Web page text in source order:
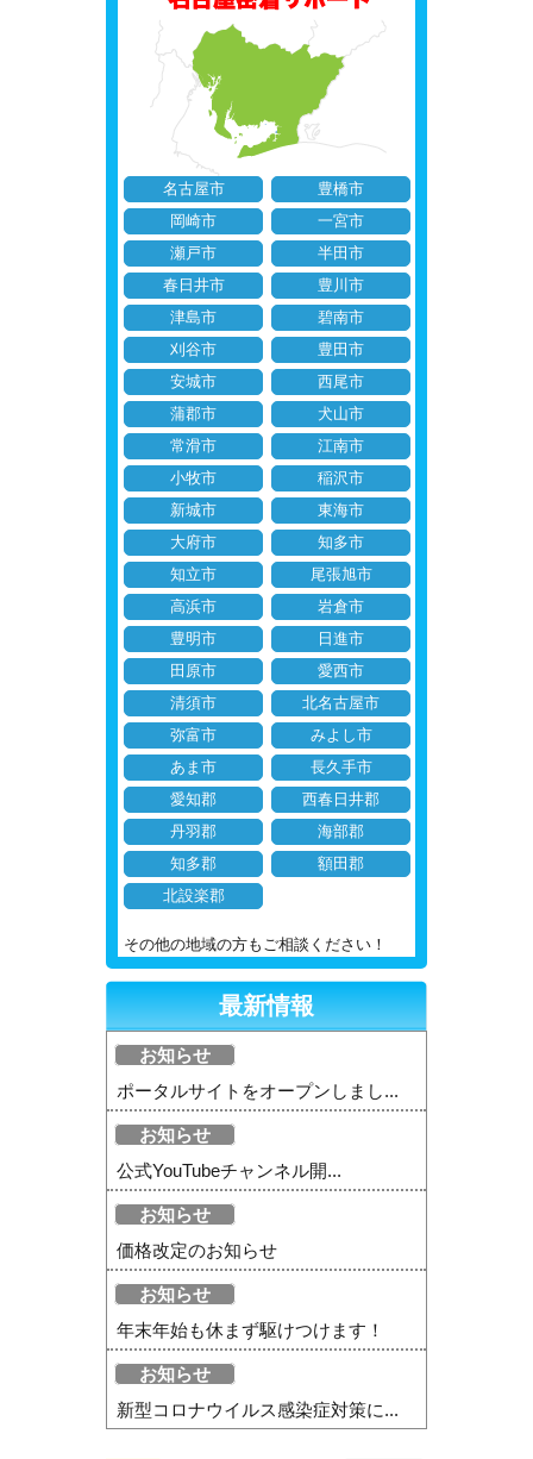
名古屋市
豊橋市
岡崎市
一宮市
瀬戸市
半田市
春日井市
豊川市
津島市
碧南市
刈谷市
豊田市
安城市
西尾市
蒲郡市
犬山市
常滑市
江南市
小牧市
稲沢市
新城市
東海市
大府市
知多市
知立市
尾張旭市
高浜市
岩倉市
豊明市
日進市
田原市
愛西市
清須市
北名古屋市
弥富市
みよし市
あま市
長久手市
愛知郡
西春日井郡
丹羽郡
海部郡
知多郡
額田郡
北設楽郡
その他の地域の方もご相談ください！
最新情報
お知らせ
ポータルサイトをオープンしまし...
お知らせ
公式YouTubeチャンネル開...
お知らせ
価格改定のお知らせ
お知らせ
年末年始も休まず駆けつけます！
お知らせ
新型コロナウイルス感染症対策に...